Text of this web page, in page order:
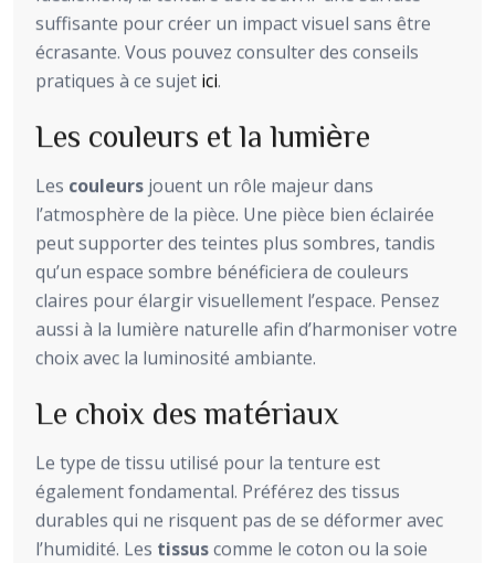
suffisante pour créer un impact visuel sans être
écrasante. Vous pouvez consulter des conseils
pratiques à ce sujet ici.
Les couleurs et la lumière
Les couleurs jouent un rôle majeur dans
l’atmosphère de la pièce. Une pièce bien éclairée
peut supporter des teintes plus sombres, tandis
qu’un espace sombre bénéficiera de couleurs
claires pour élargir visuellement l’espace. Pensez
aussi à la lumière naturelle afin d’harmoniser votre
choix avec la luminosité ambiante.
Le choix des matériaux
Le type de tissu utilisé pour la tenture est
également fondamental. Préférez des tissus
durables qui ne risquent pas de se déformer avec
l’humidité. Les tissuscomme le coton ou la soie